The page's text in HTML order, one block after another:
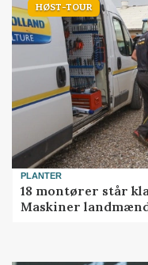
HØST-TOUR
PLANTER
18 montører står
Maskiner